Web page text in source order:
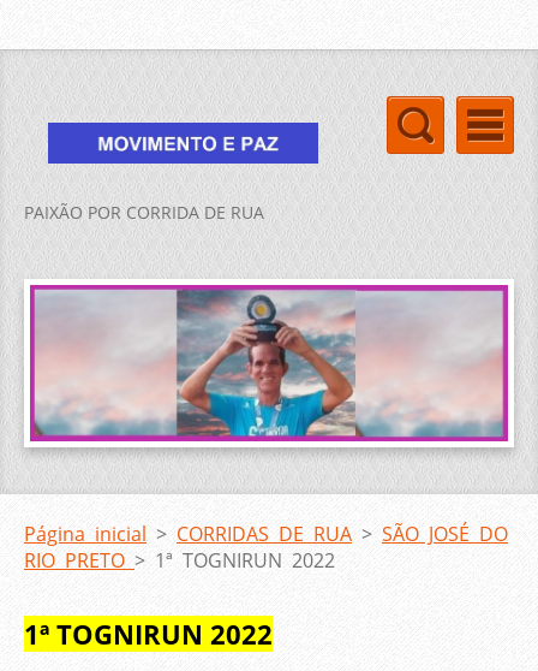
PAIXÃO POR CORRIDA DE RUA
Página inicial > CORRIDAS DE RUA > SÃO JOSÉ DO
RIO PRETO > 1ª TOGNIRUN 2022
1ª TOGNIRUN 2022